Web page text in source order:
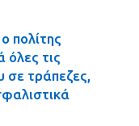
πολίτης
όλες τις
σε τράπεζες,